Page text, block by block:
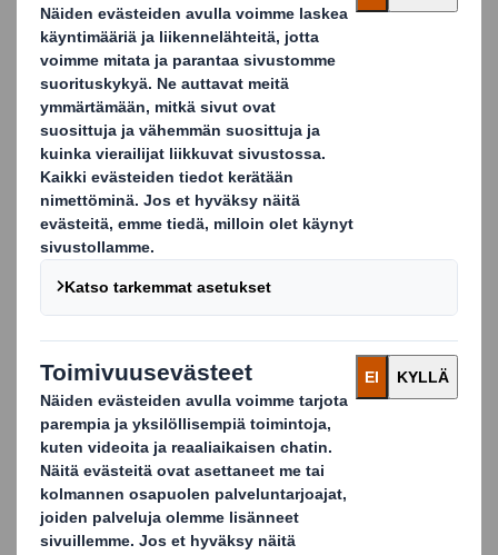
Koska esimerkiksi lähes puolet makeisista ostetaan
suunnittelematta, esillepanolla on valtava merkitys
ostopäätökseen. Jokainen pakkaus tai myyntiteline,
jossa makeiset laitetaan kuluttajan saataville, kertoo
tuoteesta.
Pakkauksen rooli:
Kiinnittää kuluttajan huomion
Erottaa tuotteen kilpailijoista
Kertoo brändistä
Huomioi koko toimitusketjun
Vaikuttaa ostopäätökseen
Onnistunut pakkaussuunnittelu auttaa tehostamaan
toimintaa, vastaa ulkoisiin pakkaukselle esitettyihin
kauppaketjujen ja viranomaisten vaatimuksiin, suojaa